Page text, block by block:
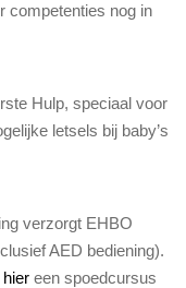
competenties nog in
Hulp, speciaal voor
letsels bij baby’s
verzorgt EHBO
AED bediening).
hier een spoedcursus